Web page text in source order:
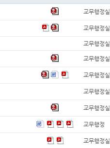
교무행정실
교무행정실
교무행정실
교무행정실
교무행정실
교무행정실
교무행정실
교무행정
교무행정실